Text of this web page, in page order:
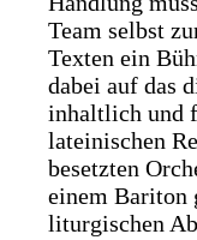
Team selbst
Texten ein
dabei auf das
inhaltlich und
lateinischen
besetzten
einem Bariton
liturgischen